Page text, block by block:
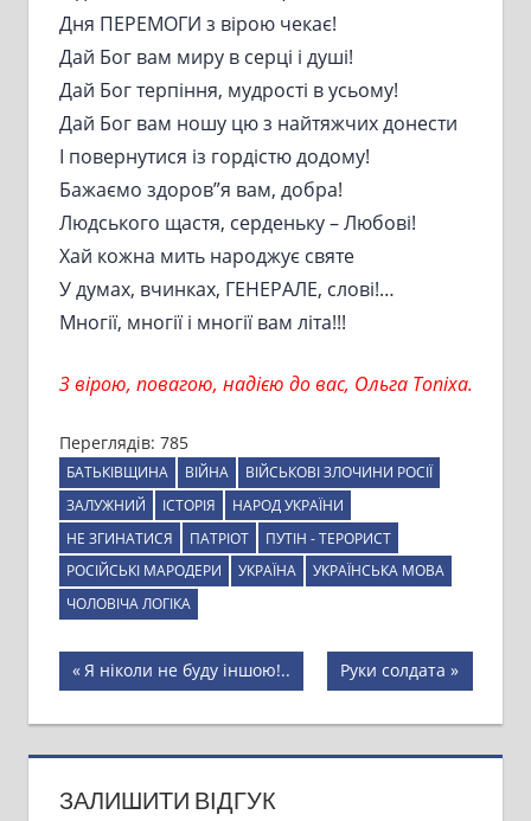
Дня ПЕРЕМОГИ з вірою чекає!
Дай Бог вам миру в серці і душі!
Дай Бог терпіння, мудрості в усьому!
Дай Бог вам ношу цю з найтяжчих донести
І повернутися із гордістю додому!
Бажаємо здоров”я вам, добра!
Людського щастя, серденьку – Любові!
Хай кожна мить народжує святе
У думах, вчинках, ГЕНЕРАЛЕ, слові!…
Многії, многії і многії вам літа!!!
З вірою, повагою, надією до вас, Ольга Топіха.
Переглядів: 785
БАТЬКІВЩИНА ВІЙНА
ВІЙСЬКОВІ ЗЛОЧИНИ РОСІЇ
ЗАЛУЖНИЙ
ІСТОРІЯ
НАРОД УКРАЇНИ
НЕ ЗГИНАТИСЯ
ПАТРІОТ
ПУТІН - ТЕРОРИСТ
РОСІЙСЬКІ МАРОДЕРИ
УКРАЇНА
УКРАЇНСЬКА МОВА
ЧОЛОВІЧА ЛОГІКА
Навігація
записів
Previous
Post:
Я ніколи не буду іншою!..
Next
Post:
Руки солдата
ЗАЛИШИТИ ВІДГУК